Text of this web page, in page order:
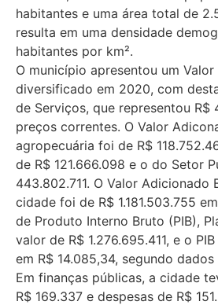
habitantes e uma área total de
resulta em uma densidade
habitantes por km².
O município apresentou um
diversificado em 2020, com
de Serviços, que representou R$
preços correntes. O Valor
agropecuária foi de R$
de R$ 121.666.098 e o do Setor
443.802.711. O Valor Adicionado
cidade foi de R$ 1.181.503.755
de Produto Interno Bruto (PIB),
valor de R$ 1.276.695.411, e o
em R$ 14.085,34, segundo
Em finanças públicas, a cidade
R$ 169.337 e despesas de R$